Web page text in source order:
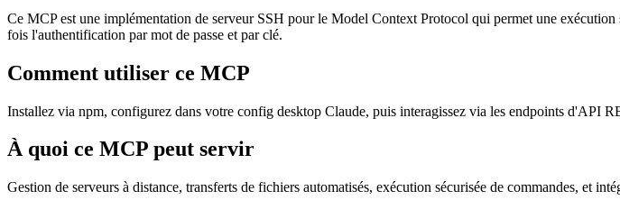
Ce MCP est une implémentation de serveur SSH pour le Model Context Protocol qui permet une
fois l'authentification par mot de passe et par clé.
Comment utiliser ce MCP
Installez via npm, configurez dans votre config desktop Claude, puis interagissez via les endpoints d'API
À quoi ce MCP peut servir
Gestion de serveurs à distance, transferts de fichiers automatisés, exécution sécurisée de commandes, et